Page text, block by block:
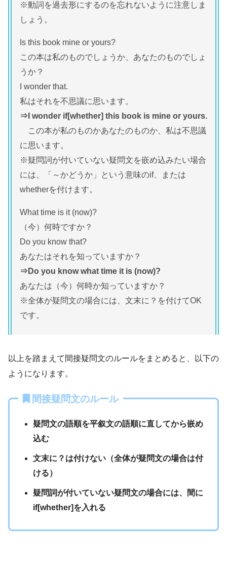
※動詞を過去形にするのを忘れないように注意しま
しょう。
Is this book mine or yours?
この本は私のものでしょうか、あなたのものでしょ
うか？
I wonder that.
私はそれを不思議に思います。
⇒I wonder if[whether] this book is mine or yours.
この本が私のものかあなたのものか、私は不思議
に思います。
※疑問詞が付いていない疑問文を嵌め込みたい場合
には、「～かどうか」という意味のif、または
whetherを付けます。
What time is it (now)?
（今）何時ですか？
Do you know that?
あなたはそれを知っていますか？
⇒Do you know what time it is (now)?
あなたは（今）何時か知っていますか？
※全体が疑問文の場合には、文末に？を付けてOK
です。
以上を踏まえて間接疑問文のルールをまとめると、以下の
ようになります。
間接疑問文のルール
疑問文の語順を平叙文の語順に直してから嵌め
込む
文末に？は付けない（全体が疑問文の場合は付
ける）
疑問詞が付いていない疑問文の場合には、間に
if[whether]を入れる